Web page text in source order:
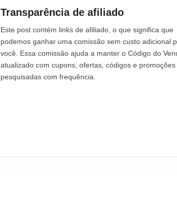
Transparência de afiliado
Este post contém links de afiliado, o que significa que
podemos ganhar uma comissão sem custo adicional
você. Essa comissão ajuda a manter o Código do
atualizado com cupons, ofertas, códigos e promoções
pesquisadas com frequência.